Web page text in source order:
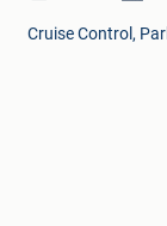
Cruise Control,